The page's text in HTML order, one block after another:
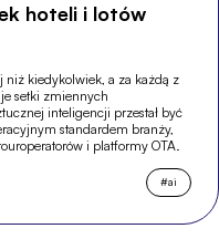
hoteli i lotów
niż kiedykolwiek, a za każdą z
setki zmiennych
inteligencji przestał być
standardem branży,
i platformy OTA.
#ai